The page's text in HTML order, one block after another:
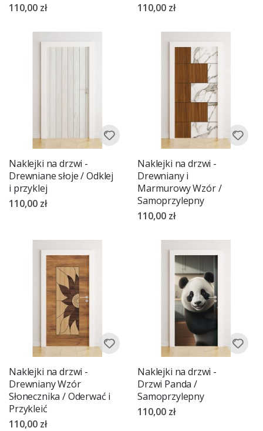
110,00 zł
110,00 zł
Naklejki na drzwi -
Drewniane słoje / Odklej
i przyklej
110,00 zł
Naklejki na drzwi -
Drewniany i
Marmurowy Wzór /
Samoprzylepny
110,00 zł
Naklejki na drzwi -
Drewniany Wzór
Słonecznika / Oderwać i
Przykleić
110,00 zł
Naklejki na drzwi -
Drzwi Panda /
Samoprzylepny
110,00 zł